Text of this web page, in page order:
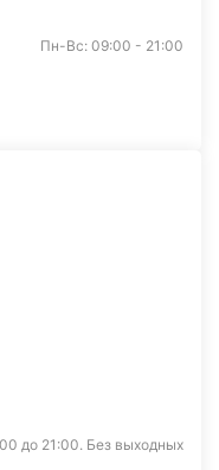
Пн-Вс: 09:00 - 21:00
до 21:00. Без выходных